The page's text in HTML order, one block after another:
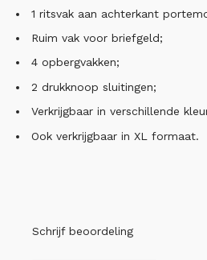
1 ritsvak aan achterkant
Ruim vak voor briefgeld;
4 opbergvakken;
2 drukknoop sluitingen;
Verkrijgbaar in verschillende
Ook verkrijgbaar in XL formaat.
Schrijf beoordeling